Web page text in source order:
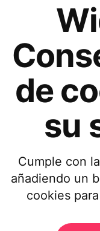
de
su
Cumple con
añadiendo un
cookies